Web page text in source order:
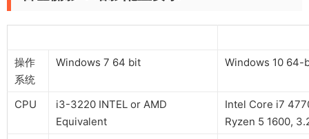
操作
系统
Windows 7 64 bit Windows 10 64-
CPU
i3-3220 INTEL or AMD
Equivalent
Intel Core i7
Ryzen 5 1600,